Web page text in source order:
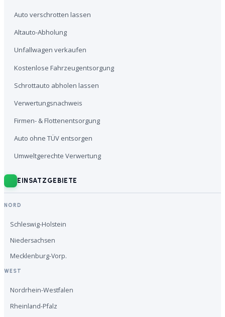
Auto verschrotten lassen
Altauto-Abholung
Unfallwagen verkaufen
Kostenlose Fahrzeugentsorgung
Schrottauto abholen lassen
Verwertungsnachweis
Firmen- & Flottenentsorgung
Auto ohne TÜV entsorgen
Umweltgerechte Verwertung
EINSATZGEBIETE
NORD
Schleswig-Holstein
Niedersachsen
Mecklenburg-Vorp.
WEST
Nordrhein-Westfalen
Rheinland-Pfalz